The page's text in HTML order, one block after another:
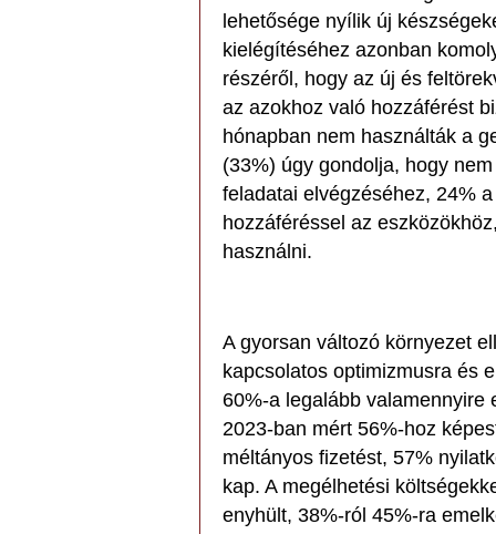
lehetősége nyílik új
kielégítéséhez azonban
részéről, hogy az új és
az azokhoz való hozzáférést
hónapban nem használták a
(33%) úgy gondolja, hogy
feladatai elvégzéséhez, 24%
hozzáféréssel az
használni.
A gyorsan változó környezet
kapcsolatos optimizmusra és
60%-a legalább valamennyire
2023-ban mért 56%-hoz
méltányos fizetést, 57%
kap. A megélhetési
enyhült, 38%-ról 45%-ra